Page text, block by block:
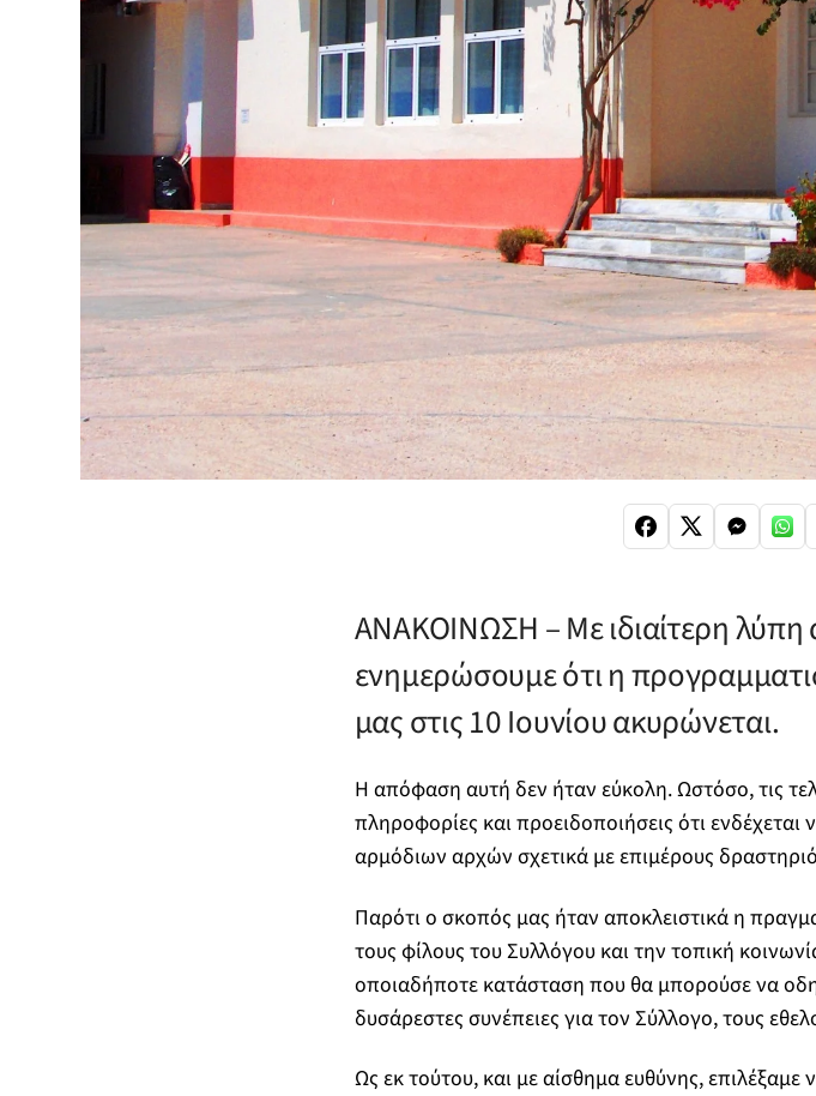
ΑΝΑΚΟΙΝΩΣΗ – Με ιδιαίτερη
ενημερώσουμε ότι η
μας στις 10 Ιουνίου ακυρώνεται.
Η απόφαση αυτή δεν ήταν εύκολη. Ωστόσο, τις
πληροφορίες και προειδοποιήσεις ότι
αρμόδιων αρχών σχετικά με επιμέρους
Παρότι ο σκοπός μας ήταν αποκλειστικά η
τους φίλους του Συλλόγου και την τοπική
οποιαδήποτε κατάσταση που θα μπορούσε να
δυσάρεστες συνέπειες για τον Σύλλογο, τους
Ως εκ τούτου, και με αίσθημα ευθύνης,